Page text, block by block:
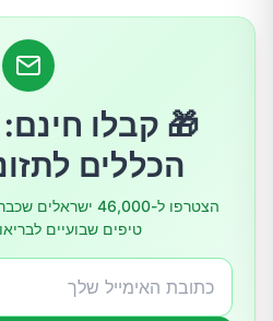
צמצום צמיחת שיער מוגברת
סגנון חיים ותרופות ביתיות
הקפידי לשמור על המשקל
הכללים
הצטרפו ל-46,000
טיפים שבועיים